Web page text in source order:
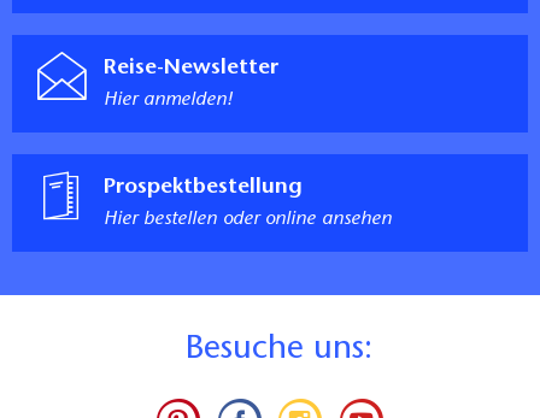
Reise-Newsletter
Hier anmelden!
Prospektbestellung
Hier bestellen oder online ansehen
Besuche uns: